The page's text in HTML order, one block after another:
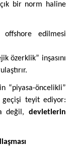
bir norm haline
edilmesi
özerklik” inşasını
“piyasa-öncelikli”
geçişi teyit ediyor:
değil, devletlerin